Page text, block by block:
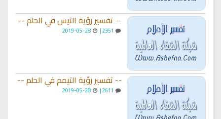
-- تفسير رؤية التيس في الحلم --
2019-05-28
-- تفسير رؤية التيمم في الحلم --
2019-05-28